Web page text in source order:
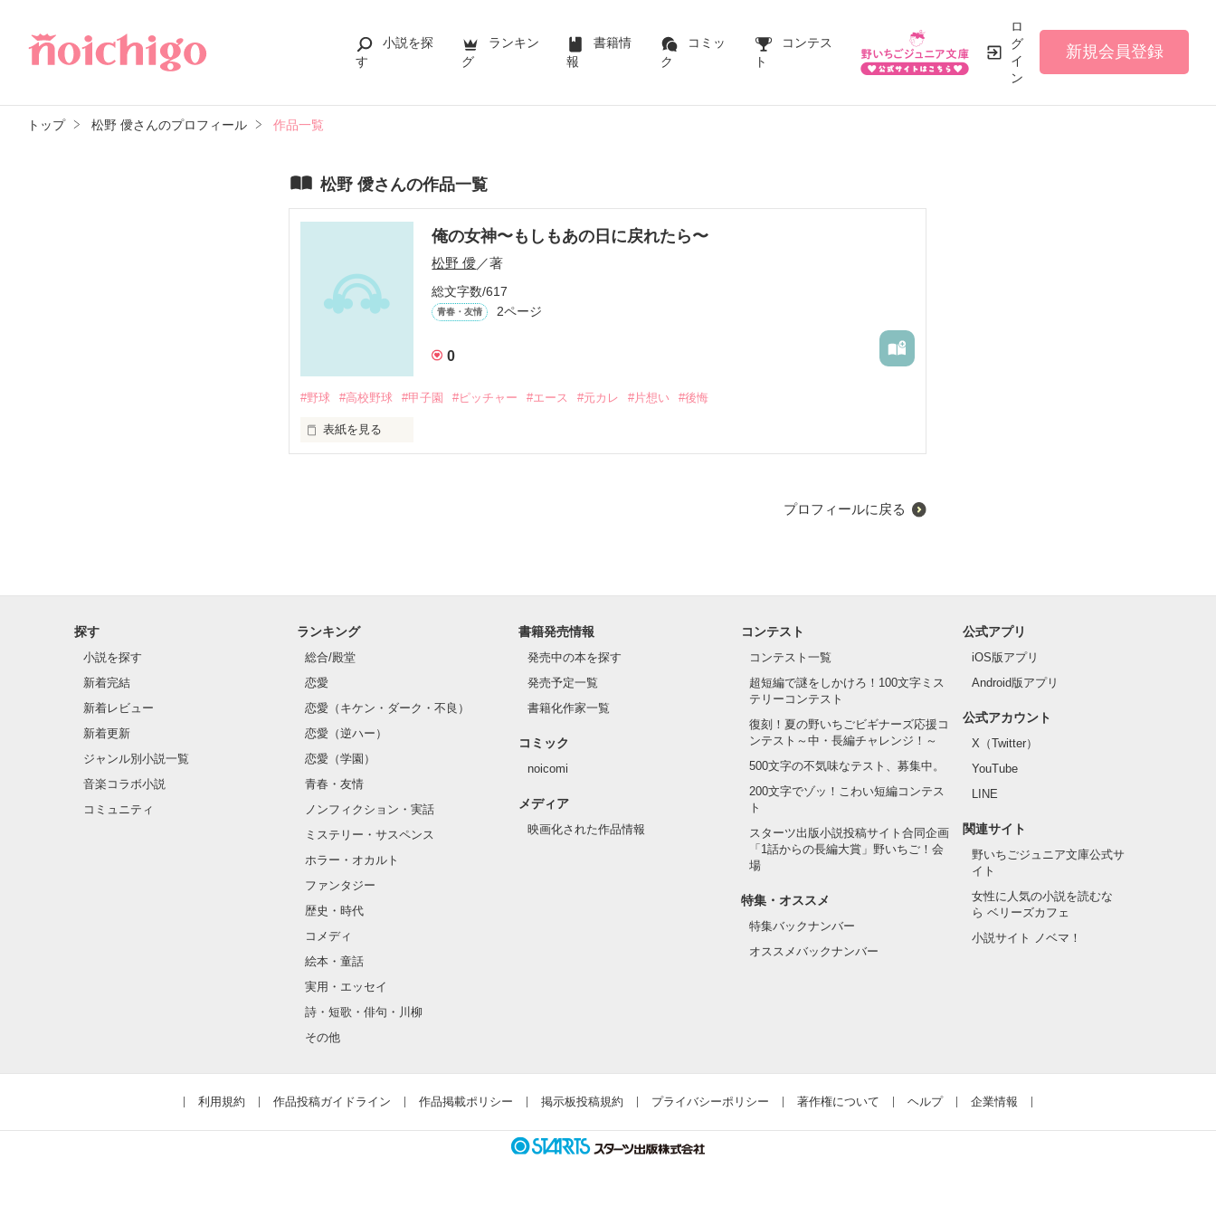
小説を探
す
ランキン
グ
書籍情
報
コミッ
ク
コンテス
ト
ロ
グ
イ
ン
新規会員登録
トップ 松野 僾さんのプロフィール 作品一覧
松野 僾さんの作品一覧
俺の女神〜もしもあの日に戻れたら〜
松野 僾／著
総文字数/617
青春・友情 2ページ
0
#野球 #高校野球 #甲子園 #ピッチャー #エース #元カレ #片想い #後悔
表紙を見る
君は私のこと何年も想い続けてくれたのに
私は、その幸せに気づけなかった
君のこと、想っていてもいいですか…？
プロフィールに戻る
探す
小説を探す
新着完結
新着レビュー
新着更新
ジャンル別小説一覧
音楽コラボ小説
コミュニティ
ランキング
総合/殿堂
恋愛
恋愛（キケン・ダーク・不良）
恋愛（逆ハー）
恋愛（学園）
青春・友情
ノンフィクション・実話
ミステリー・サスペンス
ホラー・オカルト
ファンタジー
歴史・時代
コメディ
絵本・童話
実用・エッセイ
詩・短歌・俳句・川柳
その他
書籍発売情報
発売中の本を探す
発売予定一覧
書籍化作家一覧
コミック
noicomi
メディア
映画化された作品情報
コンテスト
コンテスト一覧
超短編で謎をしかけろ！100文字ミス
テリーコンテスト
復刻！夏の野いちごビギナーズ応援コ
ンテスト～中・長編チャレンジ！～
500文字の不気味なテスト、募集中。
200文字でゾッ！こわい短編コンテス
ト
スターツ出版小説投稿サイト合同企画
「1話からの長編大賞」野いちご！会
場
特集・オススメ
特集バックナンバー
オススメバックナンバー
公式アプリ
iOS版アプリ
Android版アプリ
公式アカウント
X（Twitter）
YouTube
LINE
関連サイト
野いちごジュニア文庫公式サ
イト
女性に人気の小説を読むな
ら ベリーズカフェ
小説サイト ノベマ！
利用規約 作品投稿ガイドライン 作品掲載ポリシー 掲示板投稿規約 プライバシーポリシー 著作権について ヘルプ 企業情報